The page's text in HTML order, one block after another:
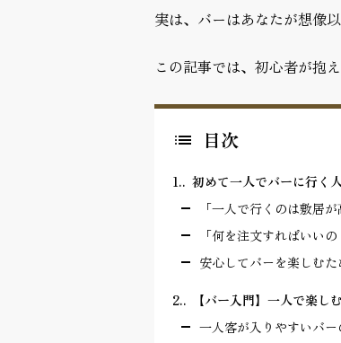
実は、バーはあなたが想像
この記事では、初心者が抱
目次
1. 初めて一人でバーに行く
「一人で行くのは敷居
「何を注文すればいい
安心してバーを楽しむ
2.
【バー入門】一人で楽し
一人客が入りやすいバー